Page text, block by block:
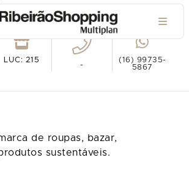
Ver no mapa
LUC: 215
-
(16) 99735-
5867
de roupas, bazar,
sustentáveis.